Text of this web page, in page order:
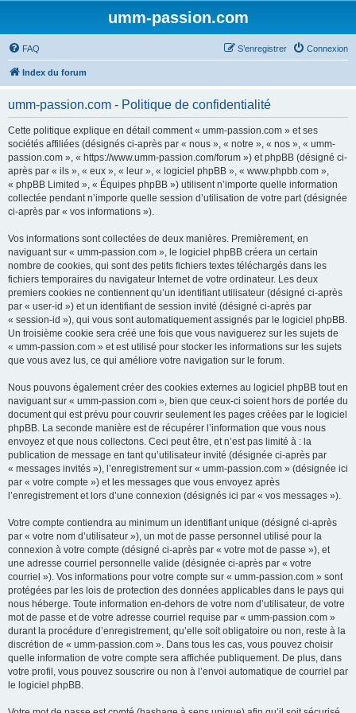
umm-passion.com
FAQ Connexion
S’enregistrer
Index du forum
umm-passion.com - Politique de confidentialité
Cette politique explique en détail comment « umm-passion.com » et ses
sociétés affiliées (désignés ci-après par « nous », « notre », « nos », « umm-
passion.com », « https://www.umm-passion.com/forum ») et phpBB (désigné ci-
après par « ils », « eux », « leur », « logiciel phpBB », « www.phpbb.com »,
« phpBB Limited », « Équipes phpBB ») utilisent n’importe quelle information
collectée pendant n’importe quelle session d’utilisation de votre part (désignée
ci-après par « vos informations »).
Vos informations sont collectées de deux manières. Premièrement, en
naviguant sur « umm-passion.com », le logiciel phpBB créera un certain
nombre de cookies, qui sont des petits fichiers textes téléchargés dans les
fichiers temporaires du navigateur Internet de votre ordinateur. Les deux
premiers cookies ne contiennent qu’un identifiant utilisateur (désigné ci-après
par « user-id ») et un identifiant de session invité (désigné ci-après par
« session-id »), qui vous sont automatiquement assignés par le logiciel phpBB.
Un troisième cookie sera créé une fois que vous naviguerez sur les sujets de
« umm-passion.com » et est utilisé pour stocker les informations sur les sujets
que vous avez lus, ce qui améliore votre navigation sur le forum.
Nous pouvons également créer des cookies externes au logiciel phpBB tout en
naviguant sur « umm-passion.com », bien que ceux-ci soient hors de portée du
document qui est prévu pour couvrir seulement les pages créées par le logiciel
phpBB. La seconde manière est de récupérer l’information que vous nous
envoyez et que nous collectons. Ceci peut être, et n’est pas limité à : la
publication de message en tant qu’utilisateur invité (désignée ci-après par
« messages invités »), l’enregistrement sur « umm-passion.com » (désignée ici
par « votre compte ») et les messages que vous envoyez après
l’enregistrement et lors d’une connexion (désignés ici par « vos messages »).
Votre compte contiendra au minimum un identifiant unique (désigné ci-après
par « votre nom d’utilisateur »), un mot de passe personnel utilisé pour la
connexion à votre compte (désigné ci-après par « votre mot de passe »), et
une adresse courriel personnelle valide (désignée ci-après par « votre
courriel »). Vos informations pour votre compte sur « umm-passion.com » sont
protégées par les lois de protection des données applicables dans le pays qui
nous héberge. Toute information en-dehors de votre nom d’utilisateur, de votre
mot de passe et de votre adresse courriel requise par « umm-passion.com »
durant la procédure d’enregistrement, qu’elle soit obligatoire ou non, reste à la
discrétion de « umm-passion.com ». Dans tous les cas, vous pouvez choisir
quelle information de votre compte sera affichée publiquement. De plus, dans
votre profil, vous pouvez souscrire ou non à l’envoi automatique de courriel par
le logiciel phpBB.